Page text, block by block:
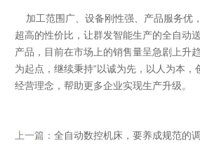
加工范围广、设备刚性强、产品服务优
超高的性价比，让群发智能生产的全自动
产品，目前在市场上的销售量呈急剧上升
为起点，继续秉持“以诚为先，以人为本，
经营理念，帮助更多企业实现生产升级。
上一篇：全自动数控机床，要养成规范的